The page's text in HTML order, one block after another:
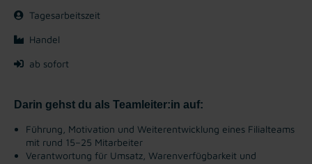
Tagesarbeitszeit
Handel
ab sofort
Darin gehst du als Teamleiter:in auf:
Führung, Motivation und Weiterentwicklung eines Filialteams
mit rund 15–25 Mitarbeiter
Verantwortung für Umsatz, Warenverfügbarkeit und